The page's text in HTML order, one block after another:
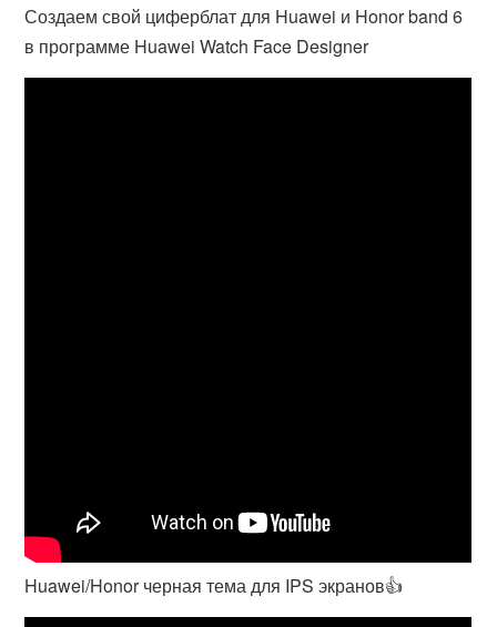
Создаем свой циферблат для Huawei и Honor band 6
в программе Huawei Watch Face Designer
Huawei/Honor черная тема для IPS экранов👍